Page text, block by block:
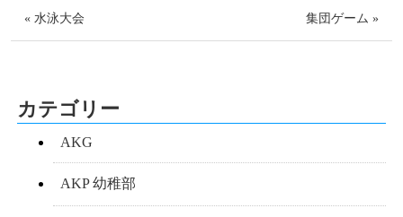
« 水泳大会 集団ゲーム »
カテゴリー
AKG
AKP 幼稚部